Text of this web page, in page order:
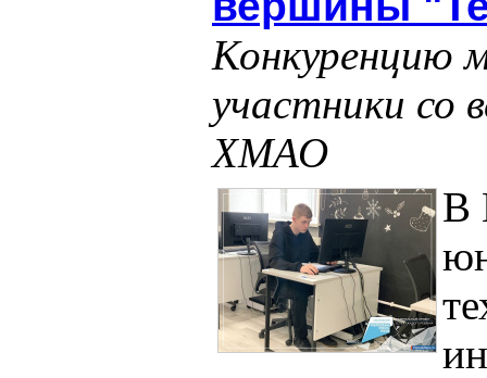
Конкуренцию
участники со
ХМАО
В